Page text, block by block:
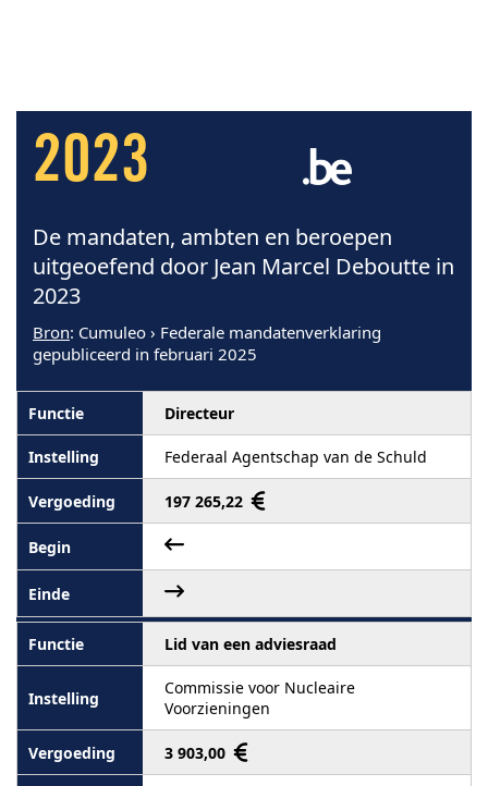
2023
De mandaten, ambten en beroepen
uitgeoefend door Jean Marcel Deboutte in
2023
Bron: Cumuleo › Federale mandatenverklaring
gepubliceerd in februari 2025
Directeur
Federaal Agentschap van de Schuld
197 265,22
Lid van een adviesraad
Commissie voor Nucleaire
Voorzieningen
3 903,00